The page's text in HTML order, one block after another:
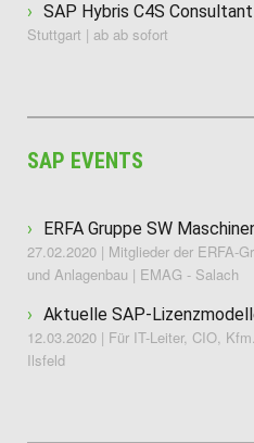
SAP Hybris C4S
Stuttgart | ab ab sofort
SAP EVENTS
ERFA Gruppe SW
27.02.2020 | Mitglieder der ERFA-
und Anlagenbau | EMAG - Salach
Aktuelle SAP-
12.03.2020 | Für IT-Leiter, CIO,
Ilsfeld